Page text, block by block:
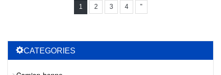
1 2 3 4 "
CATEGORIES